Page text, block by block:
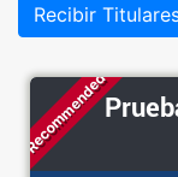
Recibir
Recommended